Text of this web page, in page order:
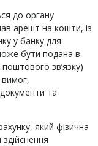
до органу
арешт на кошти, із
у банку для
бути подана в
зв’язку)
та
який фізична